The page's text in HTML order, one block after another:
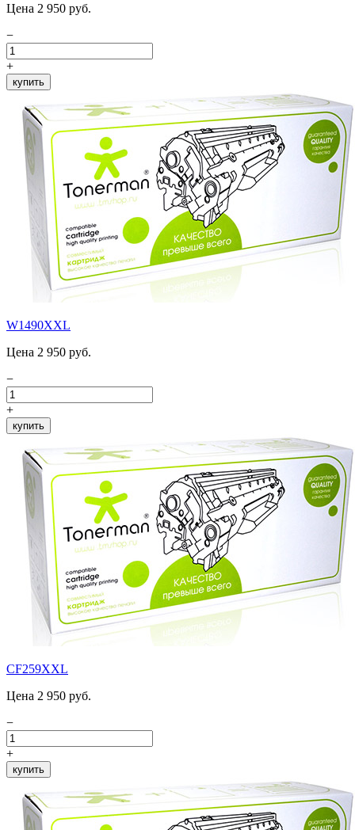
Цена 2 950 руб.
−
+
купить
W1490XXL
Цена 2 950 руб.
−
+
купить
CF259XXL
Цена 2 950 руб.
−
+
купить